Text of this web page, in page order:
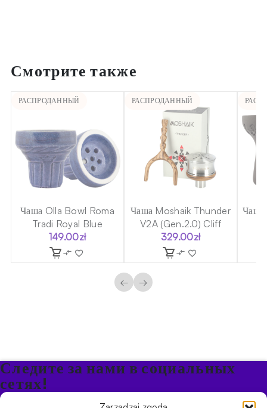
Смотрите также
РАСПРОДАННЫЙ
Чаша Olla Bowl Roma
Tradi Royal Blue
149.00zł
РАСПРОДАННЫЙ
Чаша Moshaik Thunder
V2A (Gen.2.0) Cliff
329.00zł
Чаша
← →
Следите за нами в социальных
сетях!
Будьте в курсе акций и новостей в Кальяне